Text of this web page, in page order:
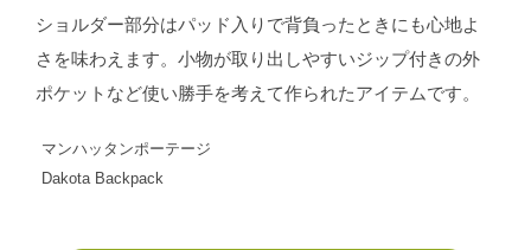
ショルダー部分はパッド入りで背負ったときにも心地よ
さを味わえます。小物が取り出しやすいジップ付きの外
ポケットなど使い勝手を考えて作られたアイテムです。
マンハッタンポーテージ
Dakota Backpack